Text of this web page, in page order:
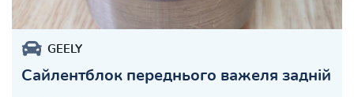
GEELY
Сайлентблок переднього важеля задній